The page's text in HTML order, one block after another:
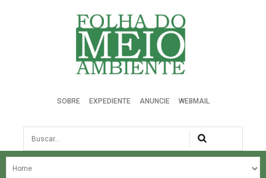
Folha do Meio Ambiente
SOBRE EXPEDIENTE ANUNCIE WEBMAIL
Busca
NOSSA HISTÓRIA